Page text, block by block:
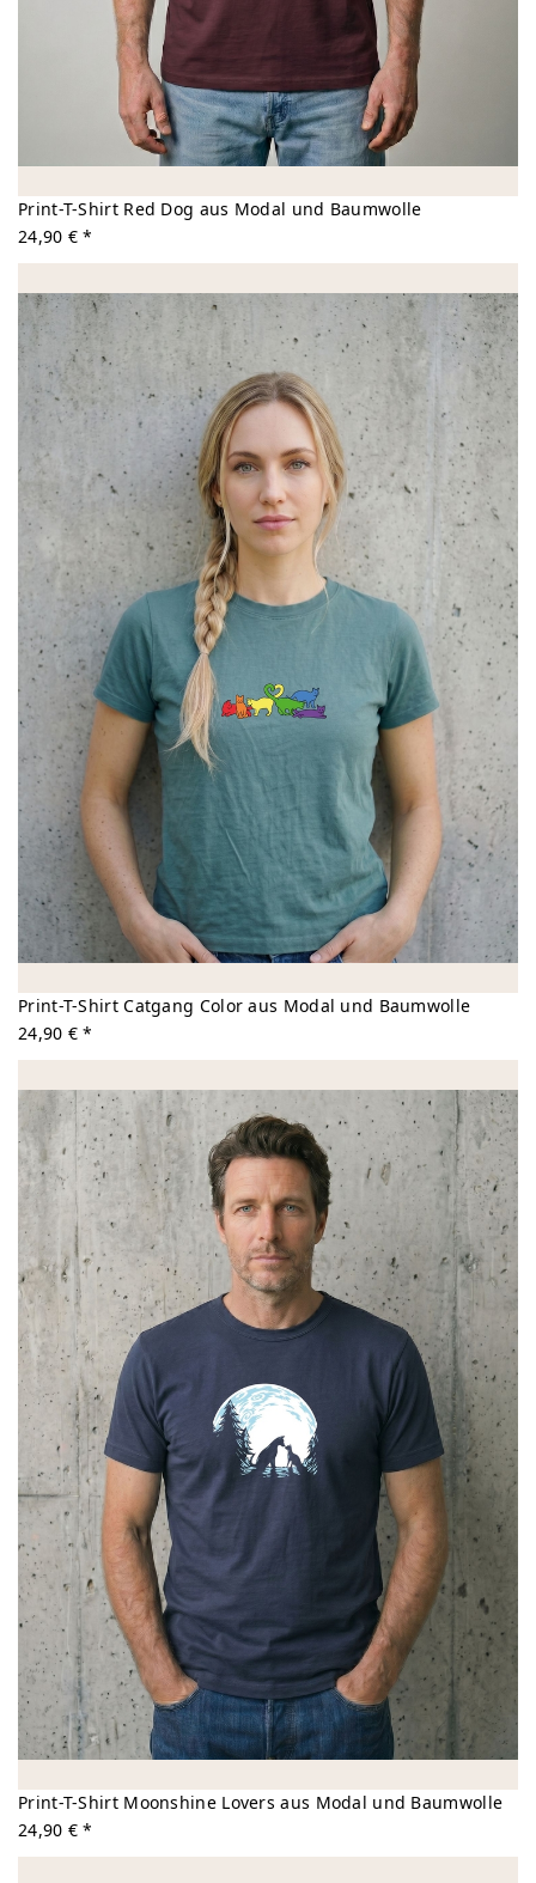
Print-T-Shirt Red Dog aus Modal und Baumwolle
24,90 € *
Print-T-Shirt Catgang Color aus Modal und Baumwolle
24,90 € *
Print-T-Shirt Moonshine Lovers aus Modal und Baumwolle
24,90 € *